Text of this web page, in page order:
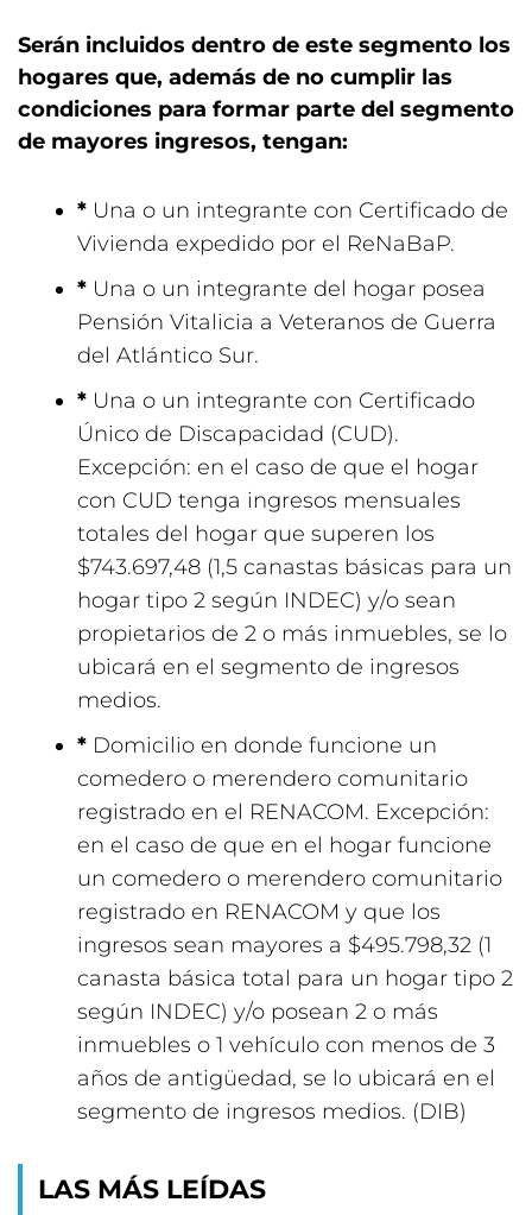
Serán incluidos dentro de este segmento los
hogares que, además de no cumplir las
condiciones para formar parte del segmento
de mayores ingresos, tengan:
* Una o un integrante con Certificado de
Vivienda expedido por el ReNaBaP.
* Una o un integrante del hogar posea
Pensión Vitalicia a Veteranos de Guerra
del Atlántico Sur.
* Una o un integrante con Certificado
Único de Discapacidad (CUD).
Excepción: en el caso de que el hogar
con CUD tenga ingresos mensuales
totales del hogar que superen los
$743.697,48 (1,5 canastas básicas para un
hogar tipo 2 según INDEC) y/o sean
propietarios de 2 o más inmuebles, se lo
ubicará en el segmento de ingresos
medios.
* Domicilio en donde funcione un
comedero o merendero comunitario
registrado en el RENACOM. Excepción:
en el caso de que en el hogar funcione
un comedero o merendero comunitario
registrado en RENACOM y que los
ingresos sean mayores a $495.798,32 (1
canasta básica total para un hogar tipo 2
según INDEC) y/o posean 2 o más
inmuebles o 1 vehículo con menos de 3
años de antigüedad, se lo ubicará en el
segmento de ingresos medios. (DIB)
LAS MÁS LEÍDAS